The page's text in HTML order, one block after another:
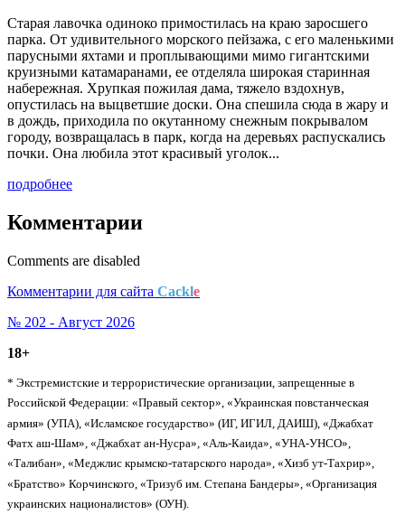
Старая лавочка одиноко примостилась на краю заросшего
парка. От удивительного морского пейзажа, с его маленькими
парусными яхтами и проплывающими мимо гигантскими
круизными катамаранами, ее отделяла широкая старинная
набережная. Хрупкая пожилая дама, тяжело вздохнув,
опустилась на выцветшие доски. Она спешила сюда в жару и
в дождь, приходила по окутанному снежным покрывалом
городу, возвращалась в парк, когда на деревьях распускались
почки. Она любила этот красивый уголок...
подробнее
Комментарии
Comments are disabled
Комментарии для сайта Cackle
№ 202 - Август 2026
18+
* Экстремистские и террористические организации, запрещенные в
Российской Федерации: «Правый сектор», «Украинская повстанческая
армия» (УПА), «Исламское государство» (ИГ, ИГИЛ, ДАИШ), «Джабхат
Фатх аш-Шам», «Джабхат ан-Нусра», «Аль-Каида», «УНА-УНСО»,
«Талибан», «Меджлис крымско-татарского народа», «Хизб ут-Тахрир»,
«Братство» Корчинского, «Тризуб им. Степана Бандеры», «Организация
украинских националистов» (ОУН).